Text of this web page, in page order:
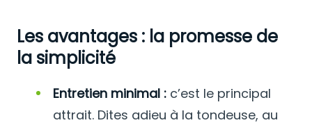
Les avantages : la promesse de
la simplicité
Entretien minimal : c’est le principal
attrait. Dites adieu à la tondeuse, au